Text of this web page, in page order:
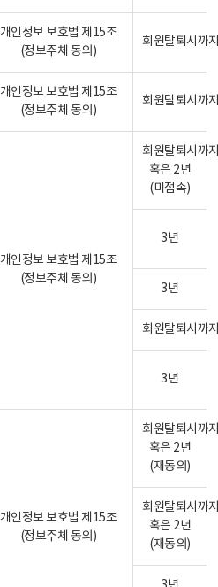
개인정보 보호법 제15조
(정보주체 동의)
회원탈퇴시까
개인정보 보호법 제15조
(정보주체 동의)
회원탈퇴시까
개인정보 보호법 제15조
(정보주체 동의)
회원탈퇴시까
혹은 2년
(미접속)
3년
3년
회원탈퇴시까
3년
개인정보 보호법 제15조
(정보주체 동의)
회원탈퇴시까
혹은 2년
(재동의)
회원탈퇴시까
혹은 2년
(재동의)